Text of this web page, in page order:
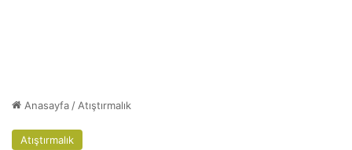
Anasayfa / Atıştırmalık
Atıştırmalık